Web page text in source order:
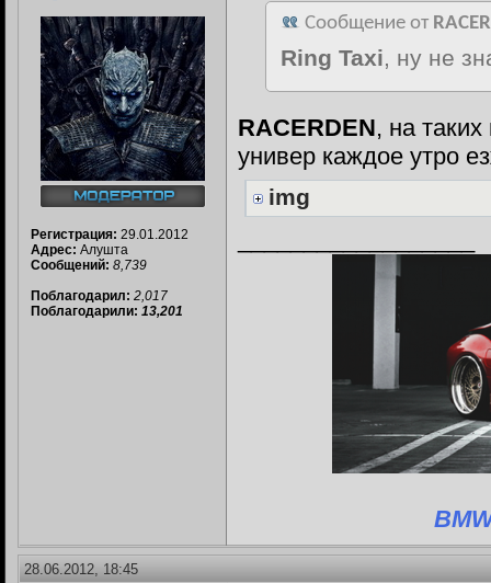
Регистрация: 29.01.2012
Адрес: Алушта
Сообщений: 8,739
Поблагодарил: 2,017
Поблагодарили: 13,201
Сообщение от
Ring Taxi, ну не
RACERDEN, на
универ каждое утро
img
28.06.2012, 18:45